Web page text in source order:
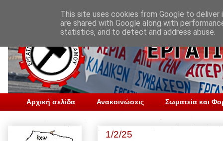
Αρχική σελίδα Ανακοινώσεις Σωματεία και
1/2/25
This site uses cookies from Google to
are shared with Google along with
statistics, and to detect and address abuse.